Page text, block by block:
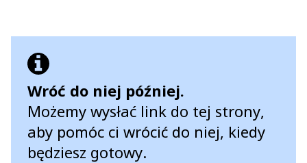
Wróć do niej później.
Możemy wysłać link do tej strony,
aby pomóc ci wrócić do niej, kiedy
będziesz gotowy.